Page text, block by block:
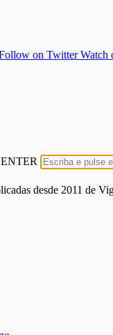
on Twitter Watch
ENTER
desde 2011 de